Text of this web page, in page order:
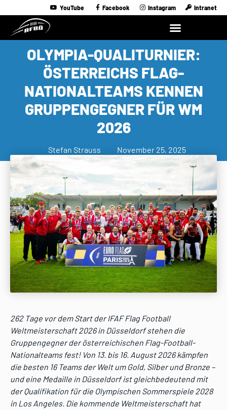
YouTube Facebook Instagram Intranet
OLYMPIA-QUALITURNIER:
ÖSTERREICHS FLAG-
NATIONALTEAMS KENNEN
GRUPPENGEGNER FÜR WM
2026
Stefan Strauss November 25, 2025
262 Tage vor dem Start der IFAF Flag Football
Weltmeisterschaft 2026 in Düsseldorf stehen die
Gruppengegner der österreichischen Flag-Football-
Nationalteams fest! Von 13. bis 16. August 2026 kämpfen
die besten 16 Teams der Welt um Gold, Silber und Bronze –
und eine Medaille in Düsseldorf ist gleichbedeutend mit
der Qualifikation für die Olympischen Sommerspiele 2028
in Los Angeles. Die kommende Weltmeisterschaft hat